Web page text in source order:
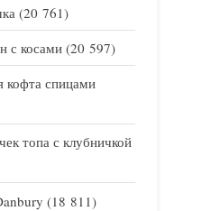
(20 761)
с косами (20 597)
кофта спицами
топа с клубничкой
(18 811)